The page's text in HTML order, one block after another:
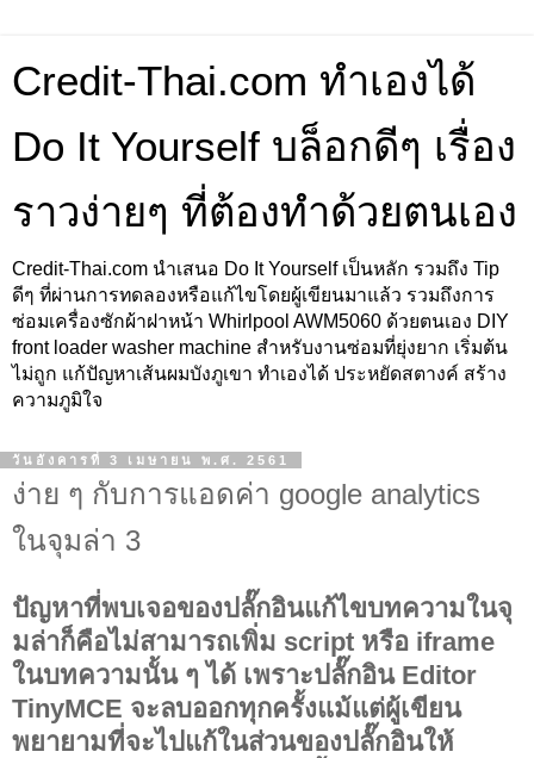
Credit-Thai.com ทำเองได้
Do It Yourself บล็อกดีๆ เรื่อง
ราวง่ายๆ ที่ต้องทำด้วยตนเอง
Credit-Thai.com นำเสนอ Do It Yourself เป็นหลัก รวมถึง Tip
ดีๆ ที่ผ่านการทดลองหรือแก้ไขโดยผู้เขียนมาแล้ว รวมถึงการ
ซ่อมเครื่องซักผ้าฝาหน้า Whirlpool AWM5060 ด้วยตนเอง DIY
front loader washer machine สำหรับงานซ่อมที่ยุ่งยาก เริ่มต้น
ไม่ถูก แก้ปัญหาเส้นผมบังภูเขา ทำเองได้ ประหยัดสตางค์ สร้าง
ความภูมิใจ
วันอังคารที่ 3 เมษายน พ.ศ. 2561
ง่าย ๆ กับการแอดค่า google analytics
ในจุมล่า 3
ปัญหาที่พบเจอของปลั๊กอินแก้ไขบทความในจุ
มล่าก็คือไม่สามารถเพิ่ม script หรือ iframe
ในบทความนั้น ๆ ได้ เพราะปลั๊กอิน Editor
TinyMCE จะลบออกทุกครั้งแม้แต่ผู้เขียน
พยายามที่จะไปแก้ในส่วนของปลั๊กอินให้